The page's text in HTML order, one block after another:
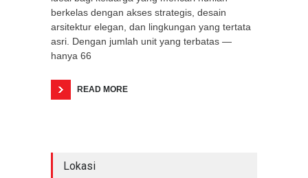
berkelas dengan akses strategis, desain
arsitektur elegan, dan lingkungan yang tertata
asri. Dengan jumlah unit yang terbatas —
hanya 66
READ MORE
Lokasi